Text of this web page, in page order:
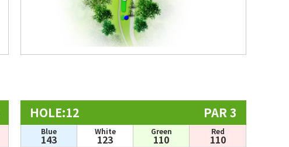
HOLE:12 PAR 3
Blue
143
White
123
Green
110
Red
110